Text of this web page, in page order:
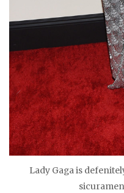
Lady Gaga is